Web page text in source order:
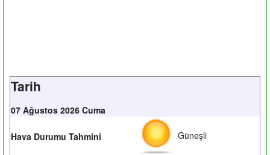
Tarih
07 Ağustos 2026 Cuma
Hava Durumu Tahmini Güneşli